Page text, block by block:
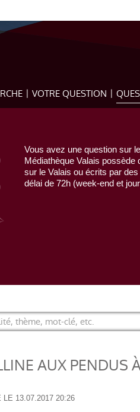
VOTRE QUESTION
Vous avez une question sur
Médiathèque Valais
sur le Valais ou écrits par
délai de 72h (week-end et
AUX PENDUS
LE 13.07.2017 20:26